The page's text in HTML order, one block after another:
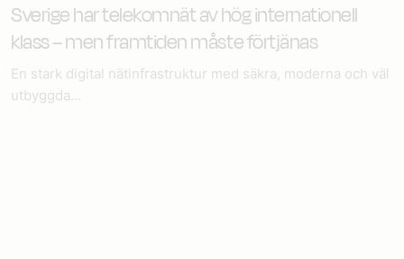
Sverige har telekomnät av hög internationell
klass – men framtiden måste förtjänas
En stark digital nätinfrastruktur med säkra, moderna och väl
utbyggda...